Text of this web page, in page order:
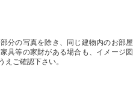
分の写真を除き、同じ建物内のお部屋
具等の家財がある場合も、イメージ図
えご確認下さい。